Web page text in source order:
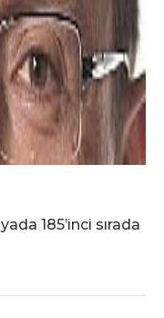
185’inci sırada